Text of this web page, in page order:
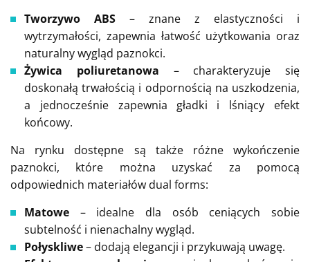
Tworzywo ABS – znane z elastyczności i
wytrzymałości, zapewnia łatwość użytkowania oraz
naturalny wygląd paznokci.
Żywica poliuretanowa – charakteryzuje się
doskonałą trwałością i odpornością na uszkodzenia,
a jednocześnie zapewnia gładki i lśniący efekt
końcowy.
Na rynku dostępne są także różne wykończenie
paznokci, które można uzyskać za pomocą
odpowiednich materiałów dual forms:
Matowe – idealne dla osób ceniących sobie
subtelność i nienachalny wygląd.
Połyskliwe– dodają elegancji i przykuwają uwagę.